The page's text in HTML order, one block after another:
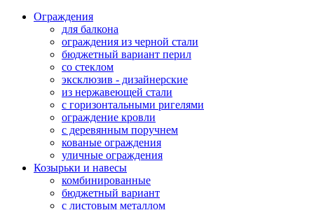
Ограждения
для балкона
ограждения из черной стали
бюджетный вариант перил
со стеклом
эксклюзив - дизайнерские
из нержавеющей стали
с горизонтальными ригелями
ограждение кровли
с деревянным поручнем
кованые ограждения
уличные ограждения
Козырьки и навесы
комбинированные
бюджетный вариант
с листовым металлом